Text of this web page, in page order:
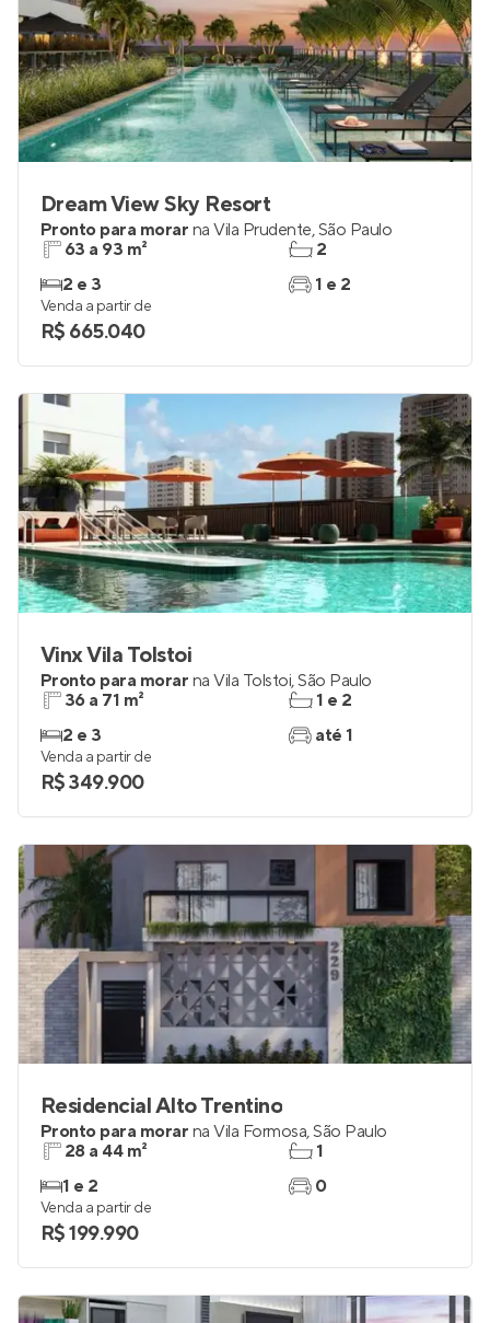
Dream View Sky Resort
Pronto para morar na Vila Prudente,São Paulo
63 a 93 m²
2 e 3
2
1 e 2
Venda a partir de
R$ 665.040
Vinx Vila Tolstoi
Pronto para morar na Vila Tolstoi,São Paulo
36 a 71 m²
2 e 3
1 e 2
até 1
Venda a partir de
R$ 349.900
Residencial Alto Trentino
Pronto para morar na Vila Formosa,São Paulo
28 a 44 m²
1 e 2
1
0
Venda a partir de
R$ 199.990